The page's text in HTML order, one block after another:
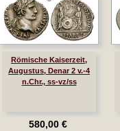
Römische Kaiserzeit,
Augustus, Denar 2 v.-4
n.Chr., ss-vz/ss
580,00 €